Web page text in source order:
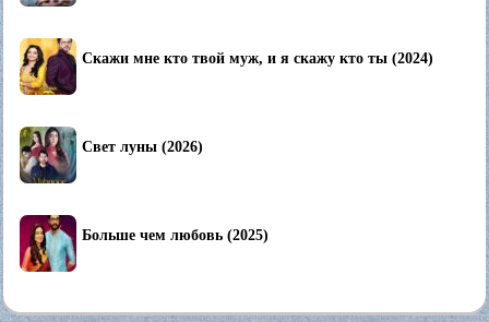
Скажи мне кто твой муж, и я скажу кто ты (2024)
Свет луны (2026)
Больше чем любовь (2025)